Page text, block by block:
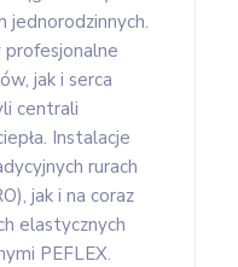
jednorodzinnych.
jak i serca
centrali
Instalacje
rurach
jak i na coraz
elastycznych
PEFLEX.